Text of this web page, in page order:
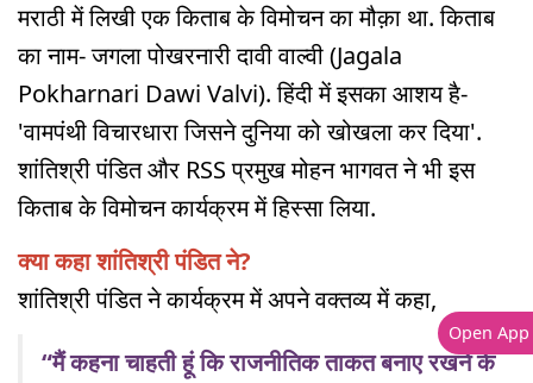
मराठी में लिखी एक किताब के विमोचन का मौक़ा था. किताब
का नाम- जगला पोखरनारी दावी वाल्वी (Jagala
Pokharnari Dawi Valvi). हिंदी में इसका आशय है-
'वामपंथी विचारधारा जिसने दुनिया को खोखला कर दिया'.
शांतिश्री पंडित और RSS प्रमुख मोहन भागवत ने भी इस
किताब के विमोचन कार्यक्रम में हिस्सा लिया.
क्या कहा शांतिश्री पंडित ने?
शांतिश्री पंडित ने कार्यक्रम में अपने वक्तव्य में कहा,
“मैं कहना चाहती हूं कि राजनीतिक ताकत बनाए रखने के
Open App